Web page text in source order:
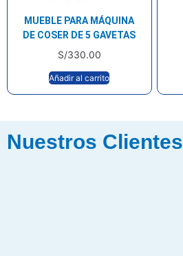
MUEBLE PARA MÁQUINA
DE COSER DE 5 GAVETAS
S/330.00
Añadir al carrito
Nuestros Clientes